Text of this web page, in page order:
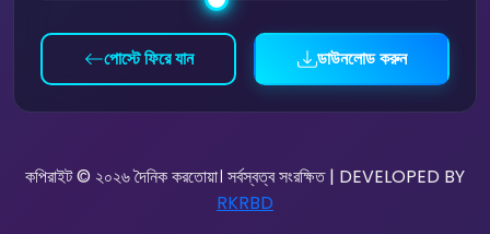
পোস্টে ফিরে যান ডাউনলোড করুন
কপিরাইট © ২০২৬ দৈনিক করতোয়া। সর্বস্বত্ব সংরক্ষিত | DEVELOPED BY
RKRBD